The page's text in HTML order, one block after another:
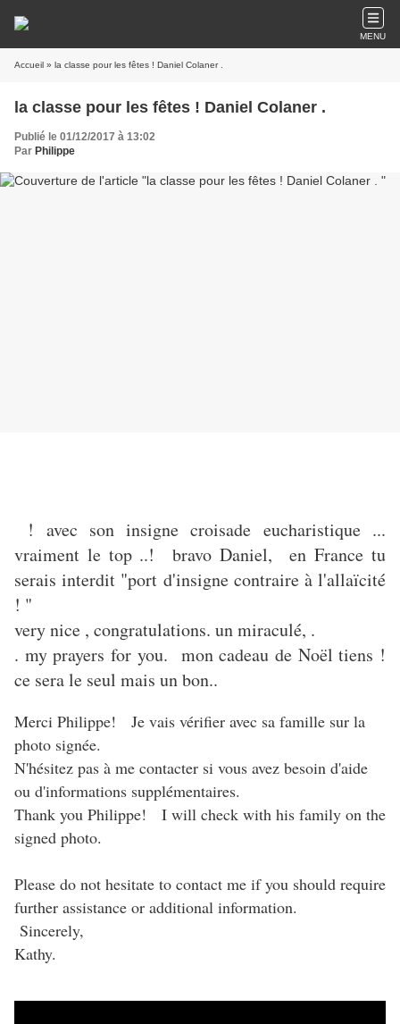
MENU
Accueil » la classe pour les fêtes ! Daniel Colaner .
la classe pour les fêtes ! Daniel Colaner .
Publié le 01/12/2017 à 13:02
Par Philippe
! avec son insigne croisade eucharistique ...
vraiment le top ..! bravo Daniel, en France tu
serais interdit "port d'insigne contraire à l'allaïcité
! "
very nice , congratulations. un miraculé, .
. my prayers for you. mon cadeau de Noël tiens !
ce sera le seul mais un bon..
Merci Philippe! Je vais vérifier avec sa famille sur la
photo signée.
N'hésitez pas à me contacter si vous avez besoin d'aide
ou d'informations supplémentaires.
Thank you Philippe! I will check with his family on the
signed photo.
Please do not hesitate to contact me if you should require
further assistance or additional information.
Sincerely,
Kathy.